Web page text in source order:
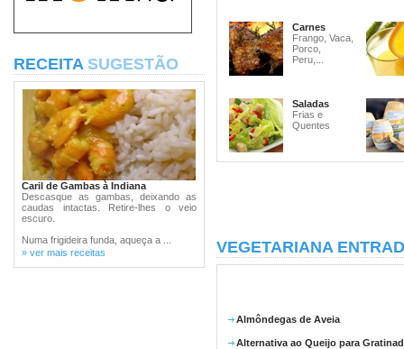
RECEITA SUGESTÃO
Caril de Gambas à Indiana
Descasque as gambas, deixando as
caudas intactas. Retire-lhes o veio
escuro.
Numa frigideira funda, aqueça a ...
» ver mais receitas
Carnes
Frango, Vaca,
Porco,
Peru,...
Saladas
Frias e
Quentes
VEGETARIANA
Almôndegas de Aveia
Alternativa ao Queijo para